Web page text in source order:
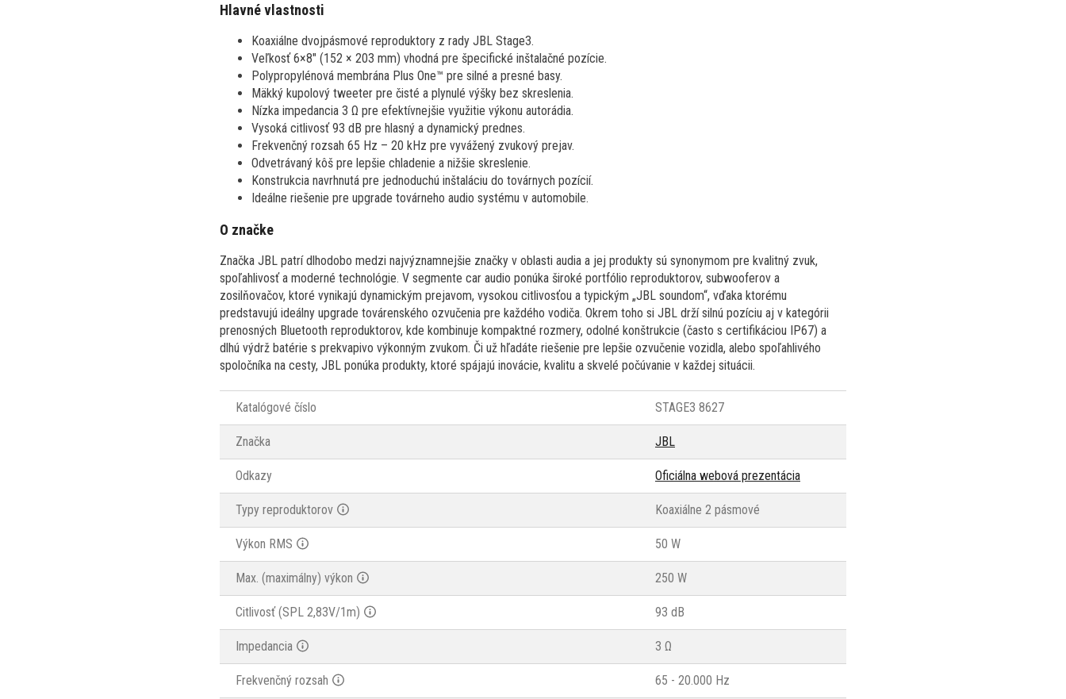
Hlavné vlastnosti
Koaxiálne dvojpásmové reproduktory z rady JBL Stage3.
Veľkosť 6×8" (152 × 203 mm) vhodná pre špecifické inštalačné pozície.
Polypropylénová membrána Plus One™ pre silné a presné basy.
Mäkký kupolový tweeter pre čisté a plynulé výšky bez skreslenia.
Nízka impedancia 3 Ω pre efektívnejšie využitie výkonu autorádia.
Vysoká citlivosť 93 dB pre hlasný a dynamický prednes.
Frekvenčný rozsah 65 Hz – 20 kHz pre vyvážený zvukový prejav.
Odvetrávaný kôš pre lepšie chladenie a nižšie skreslenie.
Konstrukcia navrhnutá pre jednoduchú inštaláciu do továrnych pozícií.
Ideálne riešenie pre upgrade továrneho audio systému v automobile.
O značke
Značka JBL patrí dlhodobo medzi najvýznamnejšie značky v oblasti audia a jej produkty sú synonymom pre kvalitný zvuk,
spoľahlivosť a moderné technológie. V segmente car audio ponúka široké portfólio reproduktorov, subwooferov a
zosilňovačov, ktoré vynikajú dynamickým prejavom, vysokou citlivosťou a typickým „JBL soundom“, vďaka ktorému
predstavujú ideálny upgrade továrenského ozvučenia pre každého vodiča. Okrem toho si JBL drží silnú pozíciu aj v kategórii
prenosných Bluetooth reproduktorov, kde kombinuje kompaktné rozmery, odolné konštrukcie (často s certifikáciou IP67) a
dlhú výdrž batérie s prekvapivo výkonným zvukom. Či už hľadáte riešenie pre lepšie ozvučenie vozidla, alebo spoľahlivého
spoločníka na cesty, JBL ponúka produkty, ktoré spájajú inovácie, kvalitu a skvelé počúvanie v každej situácii.
Katalógové číslo STAGE3 8627
Značka JBL
Odkazy Oficiálna webová prezentácia
Typy reproduktorov Koaxiálne 2 pásmové
Výkon RMS 50 W
Max. (maximálny) výkon 250 W
Citlivosť (SPL 2,83V/1m) 93 dB
Impedancia 3 Ω
Frekvenčný rozsah 65 - 20.000 Hz